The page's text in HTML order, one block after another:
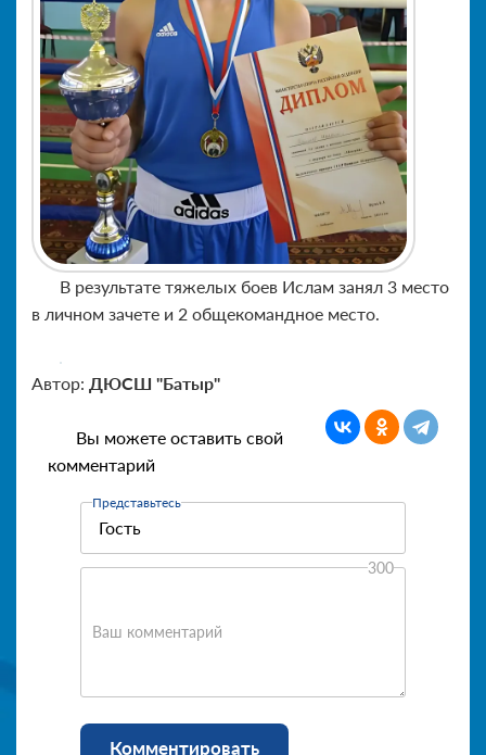
В результате тяжелых боев Ислам занял 3 место
в личном зачете и 2 общекомандное место.
Автор: ДЮСШ "Батыр"
Вы можете оставить свой
комментарий
Представьтесь
Ваш комментарий
300
Комментировать